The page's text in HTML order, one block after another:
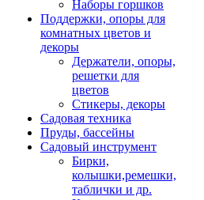
Наборы горшков
Поддержки, опоры для
комнатных цветов и
декоры
Держатели, опоры,
решетки для
цветов
Стикеры, декоры
Садовая техника
Пруды, бассейны
Садовый инструмент
Бирки,
колышки,ремешки,
таблички и др.